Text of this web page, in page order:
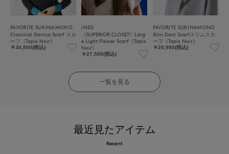
FAVORITE SUKINAMONO
Classical Danica Scarf スカ
ーフ《Tapis Noir》
￥30,800(税込)
INED
《SUPERIOR CLOSET》Larg
e Light Flower Scarf《Tapis
Noir》
￥27,500(税込)
FAVORITE SUKINAMONO
Slim Dani Scarfスリムスカ
ーフ《Tapis Noir》
￥20,900(税込)
一覧を見る
最近見たアイテム
Recent